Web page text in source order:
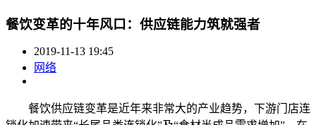
餐饮变革的十年风口：供应链能力筑就强者
2019-11-13 19:45
网络
餐饮供应链变革是近年来非常大的产业趋势，下游门店连